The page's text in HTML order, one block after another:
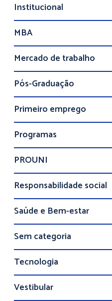
Institucional
MBA
Mercado de trabalho
Pós-Graduação
Primeiro emprego
Programas
PROUNI
Responsabilidade social
Saúde e Bem-estar
Sem categoria
Tecnologia
Vestibular